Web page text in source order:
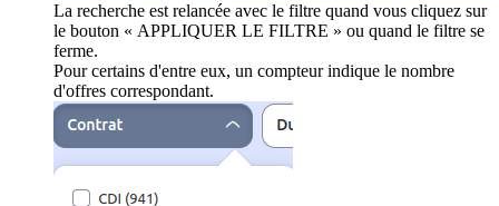
La recherche est relancée avec le filtre quand vous cliquez sur
le bouton « APPLIQUER LE FILTRE » ou quand le filtre se
ferme.
Pour certains d'entre eux, un compteur indique le nombre
d'offres correspondant.